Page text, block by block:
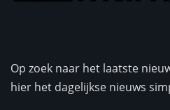
Op zoek naar het laatste
hier het dagelijkse nieuws